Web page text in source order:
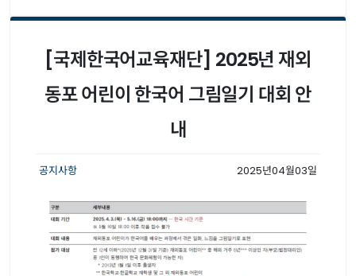
[국제한국어교육재단] 2025년 재외
동포 어린이 한국어 그림일기 대회 안
내
공지사항 2025년04월03일